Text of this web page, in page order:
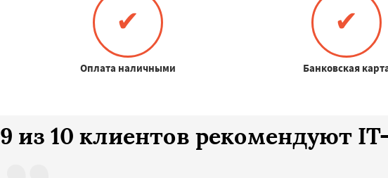
✔
Оплата наличными
✔
Банковская
9 из 10 клиентов рекомендуют